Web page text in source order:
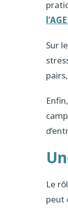
Sur
Enfin,
Le
peut